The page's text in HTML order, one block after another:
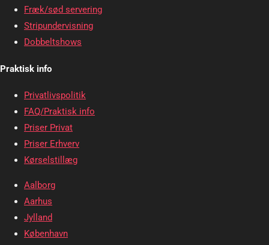
Fræk/sød servering
Stripundervisning
Dobbeltshows
Praktisk info
Privatlivspolitik
FAQ/Praktisk info
Priser Privat
Priser Erhverv
Kørselstillæg
Aalborg
Aarhus
Jylland
København